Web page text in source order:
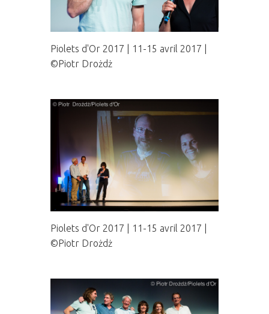
Piolets d'Or 2017 | 11-15 avril 2017 |
©Piotr Drożdż
Piolets d'Or 2017 | 11-15 avril 2017 |
©Piotr Drożdż